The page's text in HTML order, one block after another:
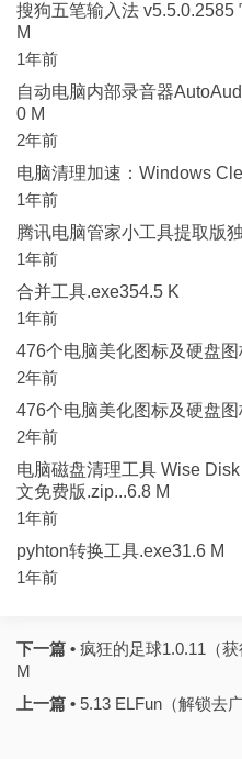
搜狗五笔输入法 v5.5.0.2585
M
1年前
自动电脑内部录音器
0 M
2年前
电脑清理加速：Windows
1年前
腾讯电脑管家小工具提取版
1年前
合并工具.exe354.5 K
1年前
476个电脑美化图标及硬盘
2年前
476个电脑美化图标及硬盘
2年前
电脑磁盘清理工具 Wise
文免费版.zip...6.8 M
1年前
pyhton转换工具.exe31.6 M
1年前
下一篇 • 疯狂的足球1.0.11（
M
上一篇 • 5.13 ELFun（解锁去